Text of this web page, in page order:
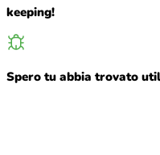
keeping!
Spero tu abbia trovato